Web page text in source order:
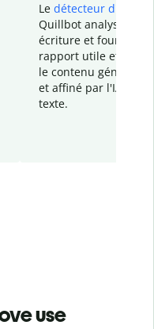
Le détecteur d'IA
Quillbot analyse votre
écriture et fournit un
rapport utile et
le contenu généré
et affiné par l'IA
texte.
use